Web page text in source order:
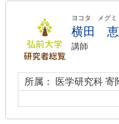
ヨコタ メグミ
横田 恵
講師
所属： 医学研究科